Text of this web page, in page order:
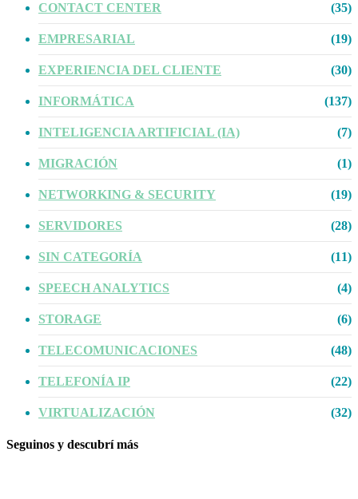
CONTACT CENTER (35)
EMPRESARIAL (19)
EXPERIENCIA DEL CLIENTE (30)
INFORMÁTICA (137)
INTELIGENCIA ARTIFICIAL (IA) (7)
MIGRACIÓN (1)
NETWORKING & SECURITY (19)
SERVIDORES (28)
SIN CATEGORÍA (11)
SPEECH ANALYTICS (4)
STORAGE (6)
TELECOMUNICACIONES (48)
TELEFONÍA IP (22)
VIRTUALIZACIÓN (32)
Seguinos y descubrí más